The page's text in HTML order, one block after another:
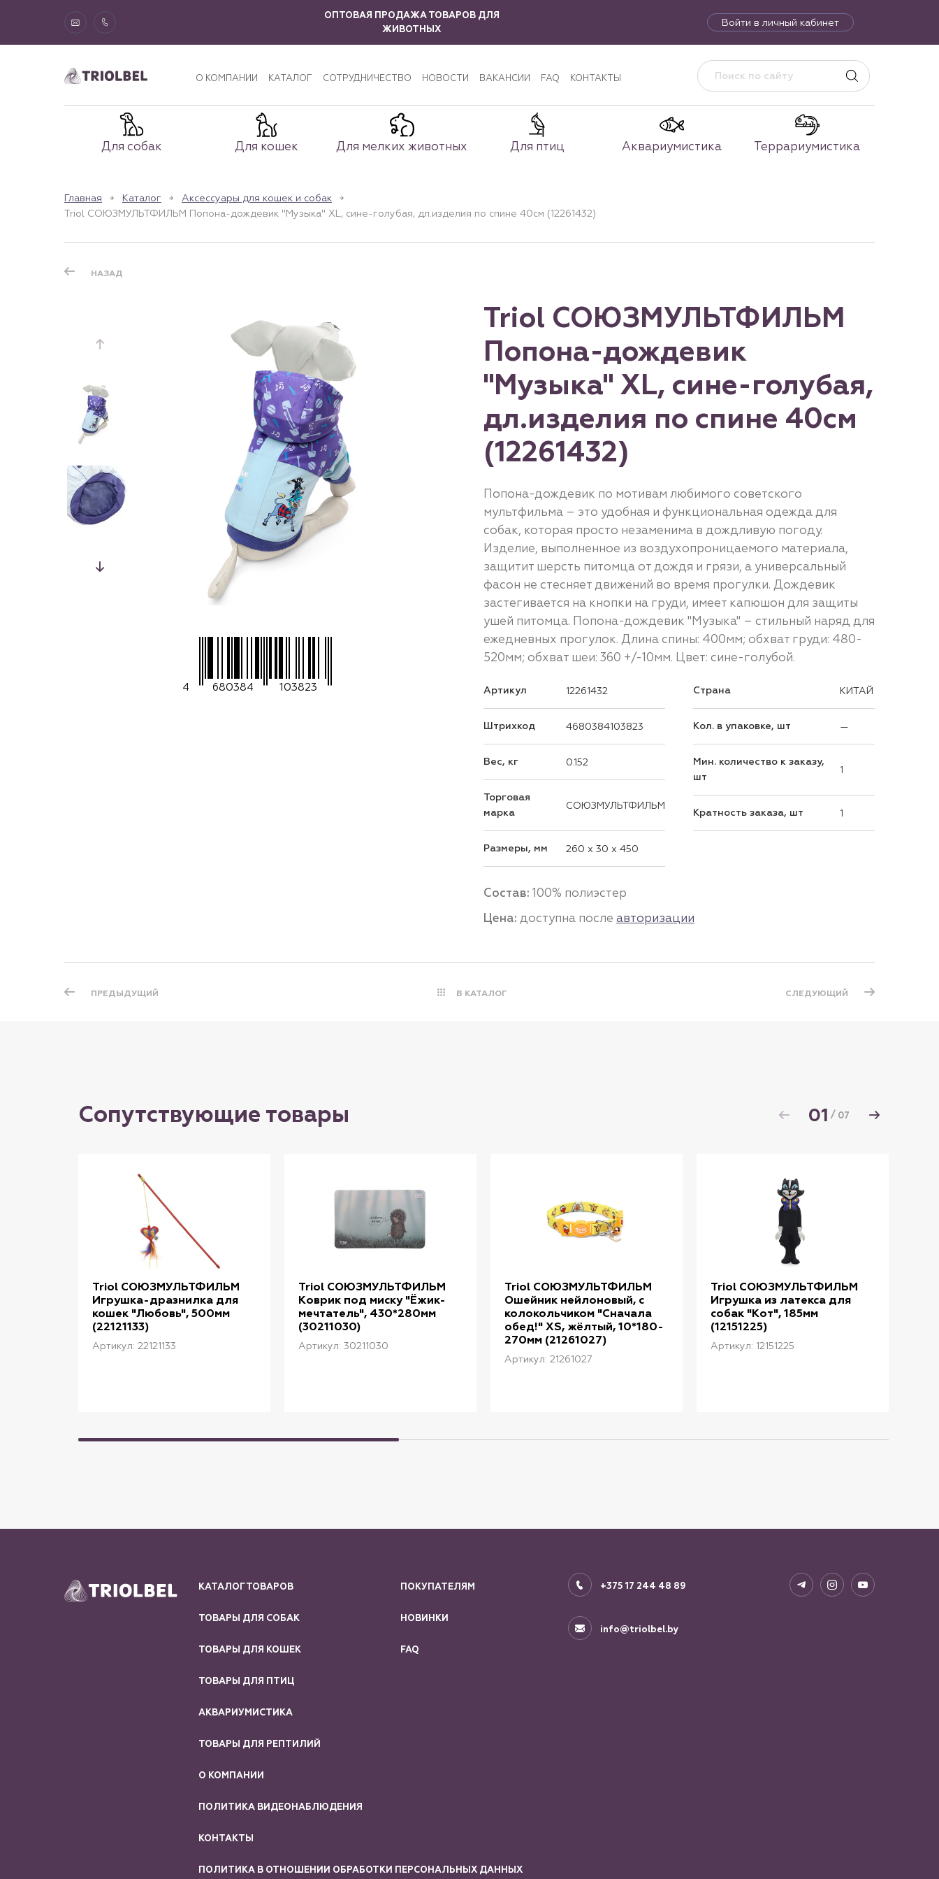
ОПТОВАЯ ПРОДАЖА ТОВАРОВ ДЛЯ
ЖИВОТНЫХ
Войти в личный кабинет
О КОМПАНИИ КАТАЛОГ СОТРУДНИЧЕСТВО НОВОСТИ ВАКАНСИИ FAQ КОНТАКТЫ
Для собак Для кошек Для мелких животных Для птиц Аквариумистика Террариумистика
Главная Каталог
Аксессуары для кошек и собак
Triol СОЮЗМУЛЬТФИЛЬМ Попона-дождевик "Музыка" XL, сине-голубая, дл.изделия по спине 40см (12261432)
НАЗАД
4 680384 103823
Triol СОЮЗМУЛЬТФИЛЬМ
Попона-дождевик
"Музыка" XL, сине-голубая,
дл.изделия по спине 40см
(12261432)
Попона-дождевик по мотивам любимого советского
мультфильма – это удобная и функциональная одежда для
собак, которая просто незаменима в дождливую погоду.
Изделие, выполненное из воздухопроницаемого материала,
защитит шерсть питомца от дождя и грязи, а универсальный
фасон не стесняет движений во время прогулки. Дождевик
застегивается на кнопки на груди, имеет капюшон для защиты
ушей питомца. Попона-дождевик "Музыка" – стильный наряд для
ежедневных прогулок. Длина спины: 400мм; обхват груди: 480-
520мм; обхват шеи: 360 +/-10мм. Цвет: сине-голубой.
Артикул 12261432
Штрихкод 4680384103823
Вес, кг 0.152
Торговая
марка
СОЮЗМУЛЬТФИЛЬМ
Размеры, мм 260 x 30 x 450
Страна КИТАЙ
Кол. в упаковке, шт —
Мин. количество к заказу,
шт
1
Кратность заказа, шт 1
Состав: 100% полиэстер
Цена: доступна после авторизации
ПРЕДЫДУЩИЙ В КАТАЛОГ СЛЕДУЮЩИЙ
Сопутствующие товары 01 / 07
Triol СОЮЗМУЛЬТФИЛЬМ
Игрушка-дразнилка для
кошек "Любовь", 500мм
(22121133)
Артикул: 22121133
Triol СОЮЗМУЛЬТФИЛЬМ
Коврик под миску "Ёжик-
мечтатель", 430*280мм
(30211030)
Артикул: 30211030
Triol СОЮЗМУЛЬТФИЛЬМ
Ошейник нейлоновый, с
колокольчиком "Сначала
обед!" XS, жёлтый, 10*180-
270мм (21261027)
Артикул: 21261027
Triol СОЮЗМУЛЬТФИЛЬМ
Игрушка из латекса для
собак "Кот", 185мм
(12151225)
Артикул: 12151225
КАТАЛОГ ТОВАРОВ
ТОВАРЫ ДЛЯ СОБАК
ТОВАРЫ ДЛЯ КОШЕК
ТОВАРЫ ДЛЯ ПТИЦ
АКВАРИУМИСТИКА
ТОВАРЫ ДЛЯ РЕПТИЛИЙ
ПОКУПАТЕЛЯМ
НОВИНКИ
FAQ
О КОМПАНИИ
ПОЛИТИКА ВИДЕОНАБЛЮДЕНИЯ
КОНТАКТЫ
ПОЛИТИКА В ОТНОШЕНИИ ОБРАБОТКИ ПЕРСОНАЛЬНЫХ ДАННЫХ
+375 17 244 48 89
info@triolbel.by